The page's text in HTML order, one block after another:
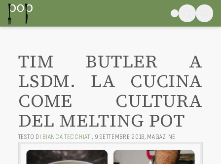
TIM BUTLER A
LSDM. LA CUCINA
COME CULTURA
DEL MELTING POT
TESTO DI BIANCA TECCHIATI, 9 SETTEMBRE 2018, MAGAZINE